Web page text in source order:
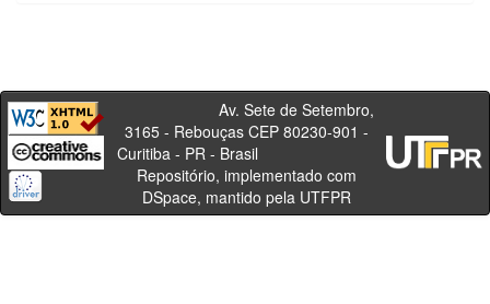
Av. Sete de Setembro,
3165 - Rebouças CEP 80230-901 -
Curitiba - PR - Brasil
Repositório, implementado com
DSpace, mantido pela UTFPR